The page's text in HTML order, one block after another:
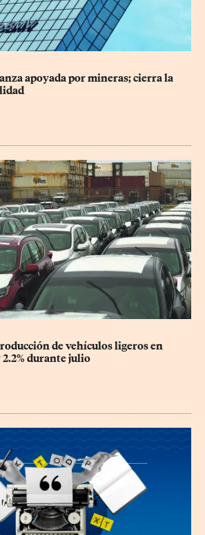
apoyada por mineras; cierra la
de vehículos ligeros en
2.2% durante julio